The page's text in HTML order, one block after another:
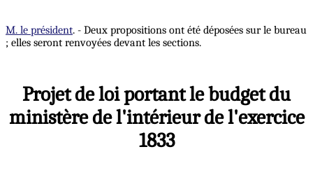
M. le président. - Deux propositions ont été déposées sur le bureau
; elles seront renvoyées devant les sections.
Projet de loi portant le budget du
ministère de l'intérieur de l'exercice
1833